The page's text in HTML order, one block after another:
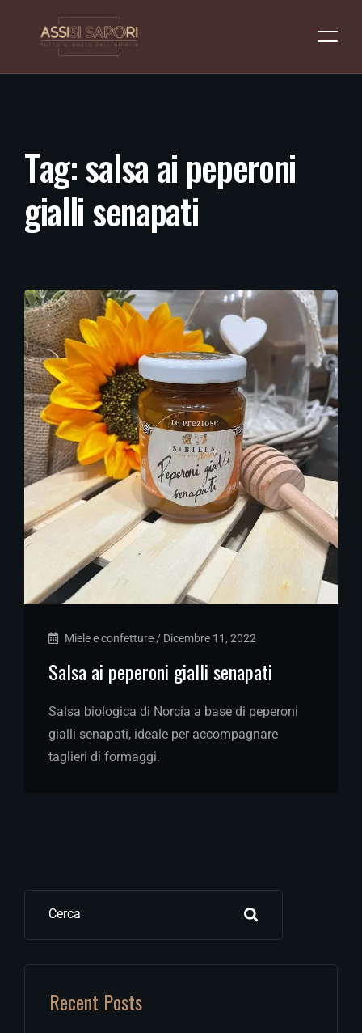
Tag:salsaai peperoni
giallisenapati
Miele e confetture / Dicembre 11, 2022
Salsa ai peperoni gialli senapati
Salsa biologica di Norcia a base di peperoni
gialli senapati, ideale per accompagnare
taglieri di formaggi.
Cerca
Recent Posts